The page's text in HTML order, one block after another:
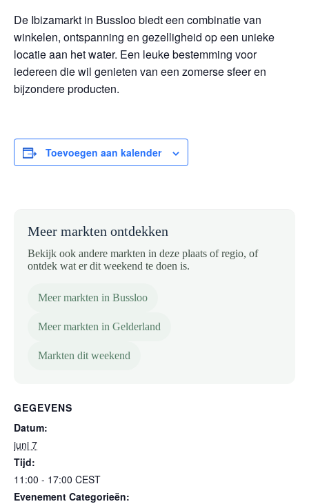
De Ibizamarkt in Bussloo biedt een combinatie van
winkelen, ontspanning en gezelligheid op een unieke
locatie aan het water. Een leuke bestemming voor
iedereen die wil genieten van een zomerse sfeer en
bijzondere producten.
Toevoegen aan kalender
Meer markten ontdekken
Bekijk ook andere markten in deze plaats of regio, of
ontdek wat er dit weekend te doen is.
Meer markten in Bussloo
Meer markten in Gelderland
Markten dit weekend
GEGEVENS
Datum:
juni 7
Tijd:
11:00 - 17:00 CEST
Evenement Categorieën: